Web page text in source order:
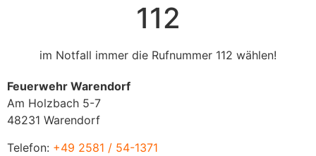
112
im Notfall immer die Rufnummer 112 wählen!
Feuerwehr Warendorf
Am Holzbach 5-7
48231 Warendorf
Telefon: +49 2581 / 54-1371